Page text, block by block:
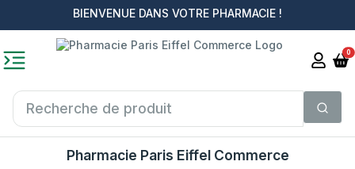
BIENVENUE DANS VOTRE PHARMACIE !
0
Pharmacie Paris Eiffel Commerce